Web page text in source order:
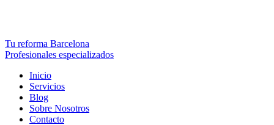
Tu reforma Barcelona
Profesionales especializados
Inicio
Servicios
Blog
Sobre Nosotros
Contacto